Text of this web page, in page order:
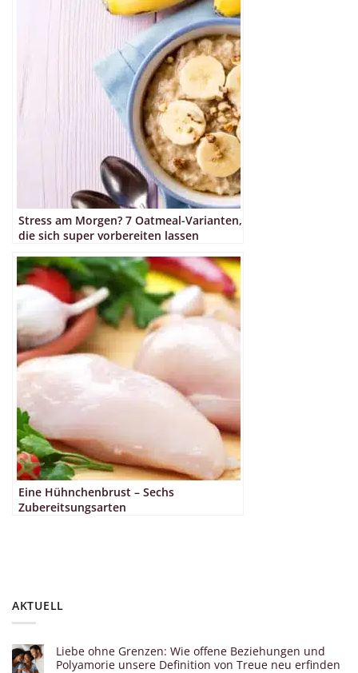
Stress am Morgen? 7 Oatmeal-Varianten,
die sich super vorbereiten lassen
Eine Hühnchenbrust – Sechs
Zubereitsungsarten
AKTUELL
Liebe ohne Grenzen: Wie offene Beziehungen und
Polyamorie unsere Definition von Treue neu erfinden